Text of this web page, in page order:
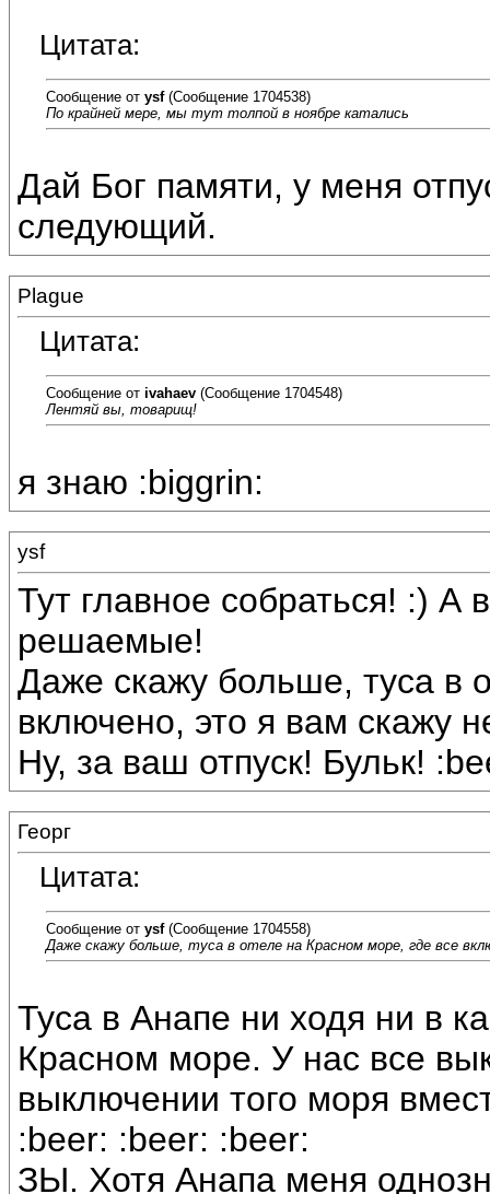
Цитата:
Сообщение от ysf(Сообщение 1704538)
По крайней мере, мы тут толпой в ноябре катались
Дай Бог памяти, у меня
следующий.
Plague
Цитата:
Сообщение от ivahaev (Сообщение 1704548)
Лентяй вы, товарищ!
я знаю :biggrin:
ysf
Тут главное собраться! :) А
решаемые!
Даже скажу больше, туса в
включено, это я вам скажу
Ну, за ваш отпуск! Бульк!
Георг
Цитата:
Сообщение от ysf(Сообщение 1704558)
Даже скажу больше, туса в отеле на Красном море, где все
Туса в Анапе ни ходя ни в
Красном море. У нас все
выключении того моря
:beer: :beer: :beer:
ЗЫ. Хотя Анапа меня